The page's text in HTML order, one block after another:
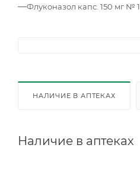
—Флуконазол капс. 150 мг № 1
НАЛИЧИЕ В АПТЕКАХ
Наличие в аптеках